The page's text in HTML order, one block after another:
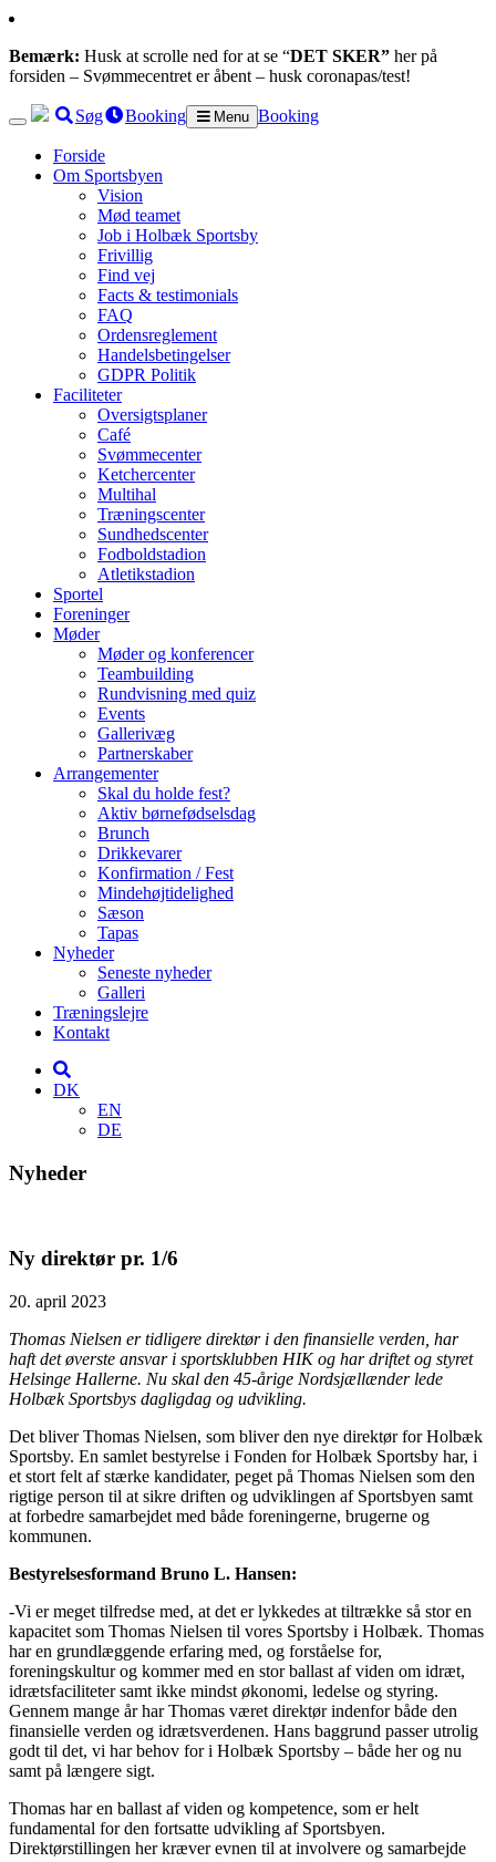
Bemærk: Husk at scrolle ned for at se “DET SKER” her på
forsiden – Svømmecentret er åbent – husk coronapas/test!
Søg Booking Menu Booking
Forside
Om Sportsbyen
Vision
Mød teamet
Job i Holbæk Sportsby
Frivillig
Find vej
Facts & testimonials
FAQ
Ordensreglement
Handelsbetingelser
GDPR Politik
Faciliteter
Oversigtsplaner
Café
Svømmecenter
Ketchercenter
Multihal
Træningscenter
Sundhedscenter
Fodboldstadion
Atletikstadion
Sportel
Foreninger
Møder
Møder og konferencer
Teambuilding
Rundvisning med quiz
Events
Gallerivæg
Partnerskaber
Arrangementer
Skal du holde fest?
Aktiv børnefødselsdag
Brunch
Drikkevarer
Konfirmation / Fest
Mindehøjtidelighed
Sæson
Tapas
Nyheder
Seneste nyheder
Galleri
Træningslejre
Kontakt
DK
EN
DE
Nyheder
Ny direktør pr. 1/6
20. april 2023
Thomas Nielsen er tidligere direktør i den finansielle verden, har
haft det øverste ansvar i sportsklubben HIK og har driftet og styret
Helsinge Hallerne. Nu skal den 45-årige Nordsjællænder lede
Holbæk Sportsbys dagligdag og udvikling.
Det bliver Thomas Nielsen, som bliver den nye direktør for Holbæk
Sportsby. En samlet bestyrelse i Fonden for Holbæk Sportsby har, i
et stort felt af stærke kandidater, peget på Thomas Nielsen som den
rigtige person til at sikre driften og udviklingen af Sportsbyen samt
at forbedre samarbejdet med både foreningerne, brugerne og
kommunen.
Bestyrelsesformand Bruno L. Hansen:
-Vi er meget tilfredse med, at det er lykkedes at tiltrække så stor en
kapacitet som Thomas Nielsen til vores Sportsby i Holbæk. Thomas
har en grundlæggende erfaring med, og forståelse for,
foreningskultur og kommer med en stor ballast af viden om idræt,
idrætsfaciliteter samt ikke mindst økonomi, ledelse og styring.
Gennem mange år har Thomas været direktør indenfor både den
finansielle verden og idrætsverdenen. Hans baggrund passer utrolig
godt til det, vi har behov for i Holbæk Sportsby – både her og nu
samt på længere sigt.
Thomas har en ballast af viden og kompetence, som er helt
fundamental for den fortsatte udvikling af Sportsbyen.
Direktørstillingen her kræver evnen til at involvere og samarbejde